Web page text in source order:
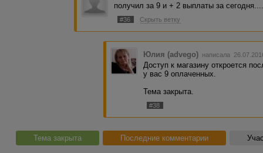
получил за 9 и + 2 выплаты за
#36 Скрыть ветку
Юлия (advego) написала
Доступ к магазину откроется
у вас 9 оплаченных.
Тема закрыта.
#38
Тема закрыта Последние комментарии